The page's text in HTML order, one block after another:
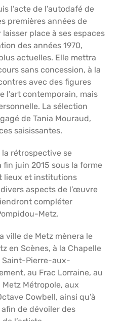
l’acte de l’autodafé de
premières années de
place à ses espaces
des années 1970,
actuelles. Elle mettra
sans concession, à la
avec des figures
l’art contemporain, mais
La sélection
de Tania Mouraud,
saisissantes.
rétrospective se
juin 2015 sous la forme
lieux et institutions
aspects de l’œuvre
compléter
Metz.
ville de Metz mènera le
en Scènes, à la Chapelle
Saint-Pierre-aux-
au Frac Lorraine, au
Metz Métropole, aux
Cowbell, ainsi qu’à
de dévoiler des